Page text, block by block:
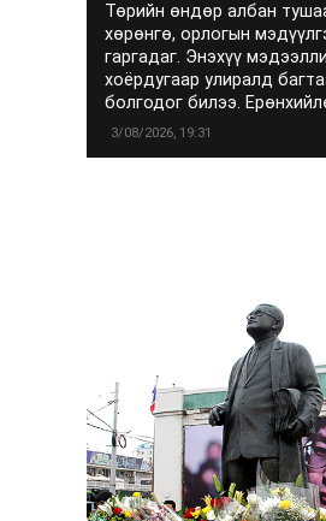
Төрийн өндөр албан
хөрөнгө, орлогын
гаргадаг. Энэхүү
хоёрдугаар улиралд
болгодог билээ.
3/08/2026, 19:31